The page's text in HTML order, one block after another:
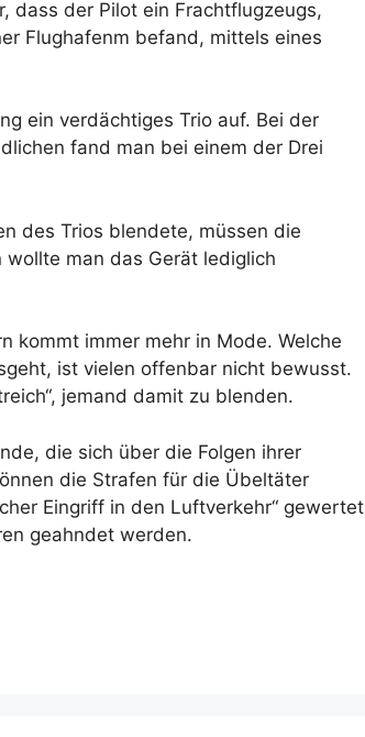
dass der Pilot ein Frachtflugzeugs,
Flughafenm befand, mittels eines
ein verdächtiges Trio auf. Bei der
fand man bei einem der Drei
des Trios blendete, müssen die
man das Gerät lediglich
kommt immer mehr in Mode. Welche
ist vielen offenbar nicht bewusst.
jemand damit zu blenden.
die sich über die Folgen ihrer
die Strafen für die Übeltäter
Eingriff in den Luftverkehr“ gewertet
geahndet werden.